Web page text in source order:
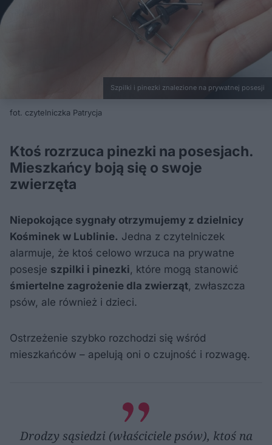
Szpilki i pinezki znalezione na prywatnej posesji
fot. czytelniczka Patrycja
Ktoś rozrzuca pinezki na posesjach.
Mieszkańcy boją się o swoje
zwierzęta
Niepokojące sygnały otrzymujemy z dzielnicy
Kośminek w Lublinie. Jedna z czytelniczek
alarmuje, że ktoś celowo wrzuca na prywatne
posesje szpilki i pinezki , które mogą stanowić
śmiertelne zagrożenie dla zwierząt , zwłaszcza
psów, ale również i dzieci.
Ostrzeżenie szybko rozchodzi się wśród
mieszkańców – apelują oni o czujność i rozwagę.
Drodzy sąsiedzi (właściciele psów), ktoś na